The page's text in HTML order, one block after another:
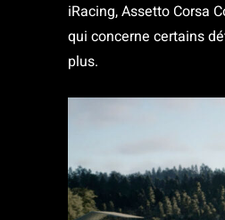
iRacing, Assetto Corsa
qui concerne certains
plus.